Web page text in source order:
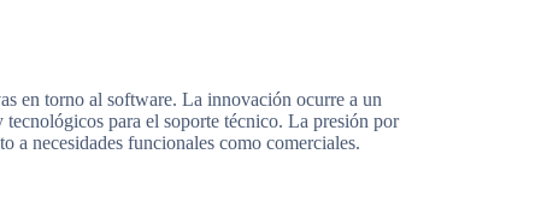
en torno al software. La innovación ocurre a un
para el soporte técnico. La presión por
a necesidades funcionales como comerciales.